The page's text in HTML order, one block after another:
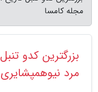
مجله کامسا
بزرگترین کدو
مرد نیوهمپشایری